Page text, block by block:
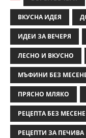
ВКУСНА ИДЕЯ
ИДЕИ ЗА ВЕЧЕРЯ
ЛЕСНО И ВКУСНО
МЪФИНИ БЕЗ
ПРЯСНО МЛЯКО
РЕЦЕПТА БЕЗ МЕСЕНЕ
РЕЦЕПТИ ЗА ПЕЧИВА